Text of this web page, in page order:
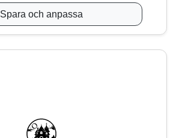
Spara och anpassa